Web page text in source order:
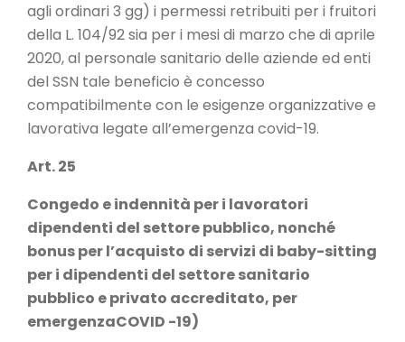
agli ordinari 3 gg) i permessi retribuiti per i fruitori
della L. 104/92 sia per i mesi di marzo che di aprile
2020, al personale sanitario delle aziende ed enti
del SSN tale beneficio è concesso
compatibilmente con le esigenze organizzative e
lavorativa legate all’emergenza covid-19.
Art. 25
Congedo e indennità per i lavoratori
dipendenti del settore pubblico, nonché
bonus per l’acquisto di servizi di baby-sitting
per i dipendenti del settore sanitario
pubblico e privato accreditato, per
emergenzaCOVID -19)